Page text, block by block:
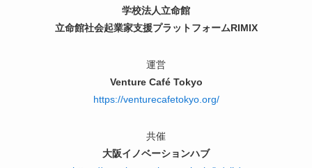
学校法人立命館
立命館社会起業家支援プラットフォームRIMIX
運営
Venture Café Tokyo
https://venturecafetokyo.org/
共催
大阪イノベーションハブ